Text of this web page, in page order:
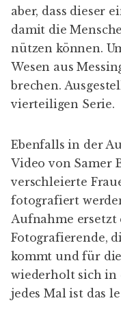
aber, dass dieser
damit die
nützen können.
Wesen aus
brechen.
vierteiligen Serie.
Ebenfalls in der
Video von Samer
verschleierte
fotografiert
Aufnahme ersetzt
Fotografierende,
kommt und für
wiederholt sich in
jedes Mal ist das